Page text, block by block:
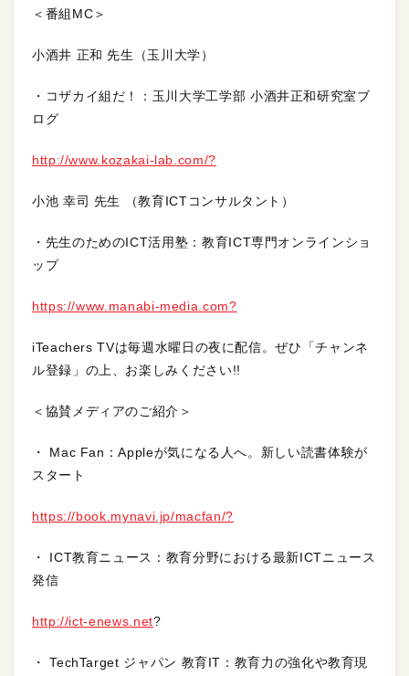
＜番組MC＞
小酒井 正和 先生（玉川大学）
・コザカイ組だ！：玉川大学工学部 小酒井正和研究室ブ
ログ
http://www.kozakai-lab.com/?
小池 幸司 先生 （教育ICTコンサルタント）
・先生のためのICT活用塾：教育ICT専門オンラインショ
ップ
https://www.manabi-media.com?
iTeachers TVは毎週水曜日の夜に配信。ぜひ「チャンネ
ル登録」の上、お楽しみください!!
＜協賛メディアのご紹介＞
・ Mac Fan：Appleが気になる人へ。新しい読書体験が
スタート
https://book.mynavi.jp/macfan/?
・ ICT教育ニュース：教育分野における最新ICTニュース
発信
http://ict-enews.net?
・ TechTarget ジャパン 教育IT：教育力の強化や教育現